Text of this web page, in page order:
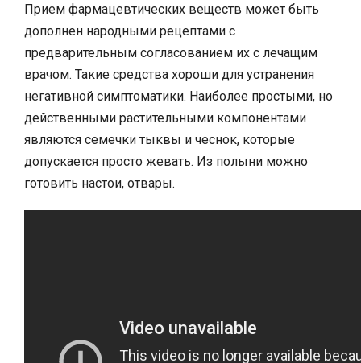
Прием фармацевтических веществ может быть
дополнен народными рецептами с
предварительным согласованием их с лечащим
врачом. Такие средства хороши для устранения
негативной симптоматики. Наиболее простыми, но
действенными растительными компонентами
являются семечки тыквы и чеснок, которые
допускается просто жевать. Из полыни можно
готовить настои, отвары.